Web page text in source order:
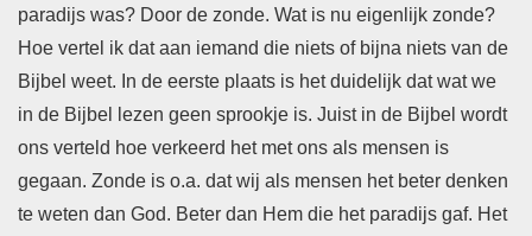
paradijs was? Door de zonde. Wat is nu eigenlijk zonde?
Hoe vertel ik dat aan iemand die niets of bijna niets van de
Bijbel weet. In de eerste plaats is het duidelijk dat wat we
in de Bijbel lezen geen sprookje is. Juist in de Bijbel wordt
ons verteld hoe verkeerd het met ons als mensen is
gegaan. Zonde is o.a. dat wij als mensen het beter denken
te weten dan God. Beter dan Hem die het paradijs gaf. Het